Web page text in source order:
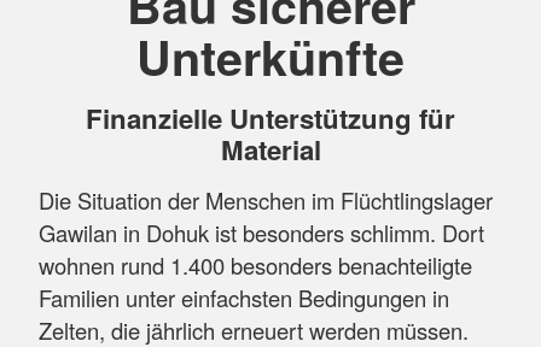
Unterkünfte
Finanzielle Unterstützung für
Material
Die Situation der Menschen im Flüchtlingslager
Gawilan in Dohuk ist besonders schlimm. Dort
wohnen rund 1.400 besonders benachteiligte
Familien unter einfachsten Bedingungen in
Zelten, die jährlich erneuert werden müssen.